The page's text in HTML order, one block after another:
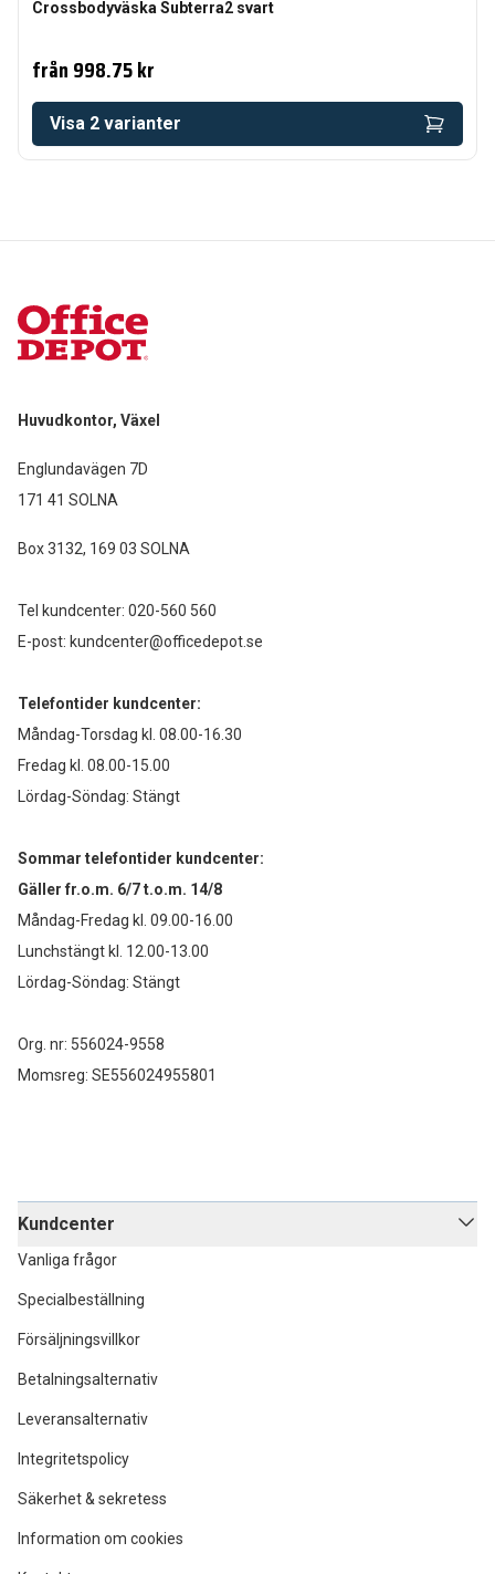
Crossbodyväska Subterra2 svart
från998.75 kr
Visa 2 varianter
Huvudkontor, Växel
Englundavägen 7D
171 41 SOLNA
Box 3132, 169 03 SOLNA
Tel kundcenter: 020-560 560
E-post: kundcenter@officedepot.se
Telefontider kundcenter:
Måndag-Torsdag kl. 08.00-16.30
Fredag kl. 08.00-15.00
Lördag-Söndag: Stängt
Sommar telefontider kundcenter:
Gäller fr.o.m. 6/7 t.o.m. 14/8
Måndag-Fredag kl. 09.00-16.00
Lunchstängt kl. 12.00-13.00
Lördag-Söndag: Stängt
Org. nr: 556024-9558
Momsreg: SE556024955801
Kundcenter
Vanliga frågor
Specialbeställning
Försäljningsvillkor
Betalningsalternativ
Leveransalternativ
Integritetspolicy
Säkerhet & sekretess
Information om cookies